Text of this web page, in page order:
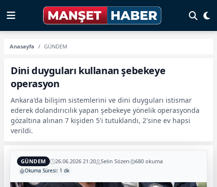
Anasayfa GÜNDEM
Dini duyguları kullanan şebekeye
operasyon
Ankara'da bilişim sistemlerini ve dini duyguları istismar
ederek dolandırıcılık yapan şebekeye yönelik operasyonda
gözaltına alınan 7 kişiden 5'i tutuklandı, 2'sine ev hapsi
verildi.
GÜNDEM 26.06.2026 21:20 Selin Sözen 680 okuma
Okuma Süresi: 1 dk